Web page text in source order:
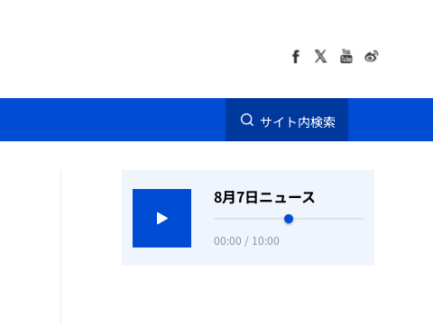
サイト内検索
8月7日ニュース
00:00 / 10:00